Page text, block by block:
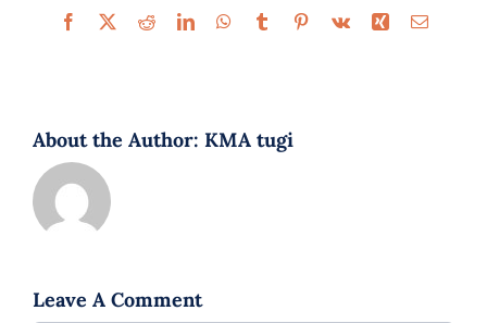
Facebook
X RedditLinkedInWhatsApp
TumblrPinterest
Vk Xing Email
About the Author: KMA tugi
Leave A Comment